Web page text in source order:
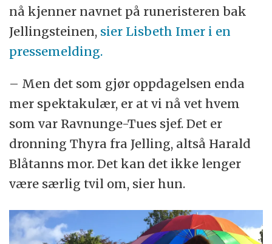
nå kjenner navnet på runeristeren bak
Jellingsteinen, sier Lisbeth Imer i en
pressemelding.
– Men det som gjør oppdagelsen enda
mer spektakulær, er at vi nå vet hvem
som var Ravnunge-Tues sjef. Det er
dronning Thyra fra Jelling, altså Harald
Blåtanns mor. Det kan det ikke lenger
være særlig tvil om, sier hun.